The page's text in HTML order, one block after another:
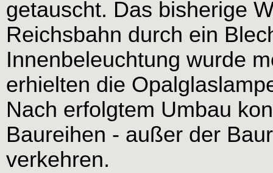
getauscht. Das bisherige
Reichsbahn durch ein
Innenbeleuchtung wurde
erhielten die
Nach erfolgtem Umbau
Baureihen - außer der
verkehren.